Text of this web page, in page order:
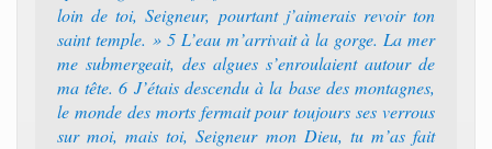
loin de toi, Seigneur, pourtant j’aimerais revoir ton
saint temple. » 5 L’eau m’arrivait à la gorge. La mer
me submergeait, des algues s’enroulaient autour de
ma tête. 6 J’étais descendu à la base des montagnes,
le monde des morts fermait pour toujours ses verrous
sur moi, mais toi, Seigneur mon Dieu, tu m’as fait